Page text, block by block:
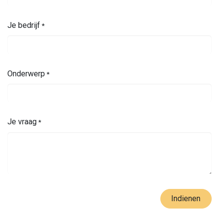
Je e-mail *
Je bedrijf*
Onderwerp